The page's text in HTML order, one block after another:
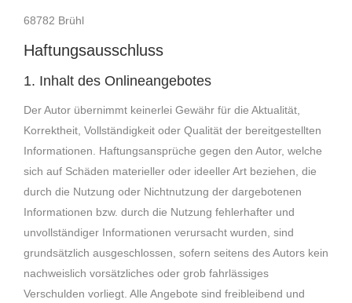
68782 Brühl
Haftungsausschluss
1. Inhalt des Onlineangebotes
Der Autor übernimmt keinerlei Gewähr für die Aktualität,
Korrektheit, Vollständigkeit oder Qualität der bereitgestellten
Informationen. Haftungsansprüche gegen den Autor, welche
sich auf Schäden materieller oder ideeller Art beziehen, die
durch die Nutzung oder Nichtnutzung der dargebotenen
Informationen bzw. durch die Nutzung fehlerhafter und
unvollständiger Informationen verursacht wurden, sind
grundsätzlich ausgeschlossen, sofern seitens des Autors kein
nachweislich vorsätzliches oder grob fahrlässiges
Verschulden vorliegt. Alle Angebote sind freibleibend und